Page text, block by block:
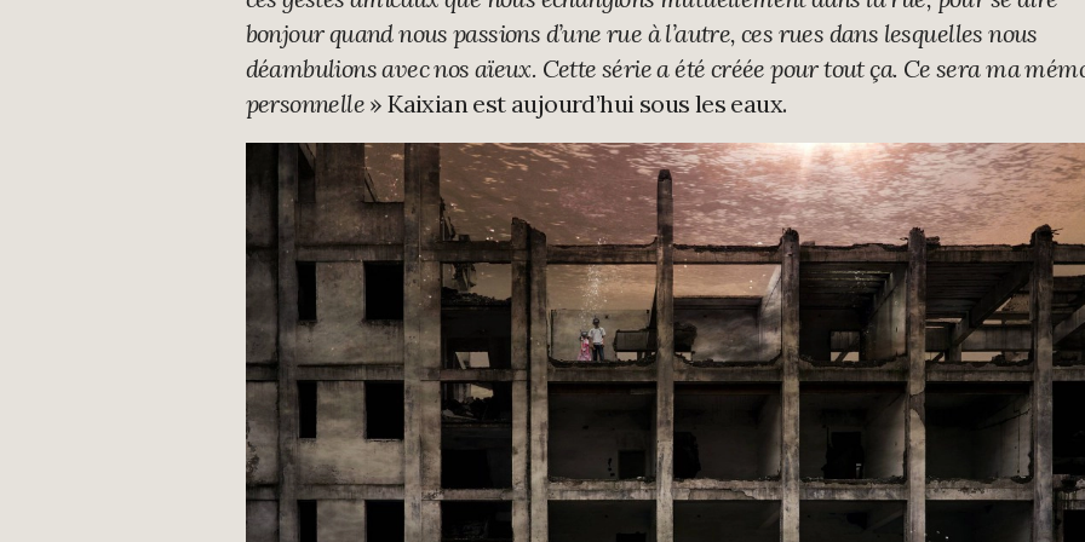
bonjour quand nous passions d’une rue à l’autre, ces rues dans lesquelles nous
déambulions avec nos aïeux. Cette série a été créée pour tout ça. Ce sera ma
personnelle» Kaixian est aujourd’hui sous les eaux.